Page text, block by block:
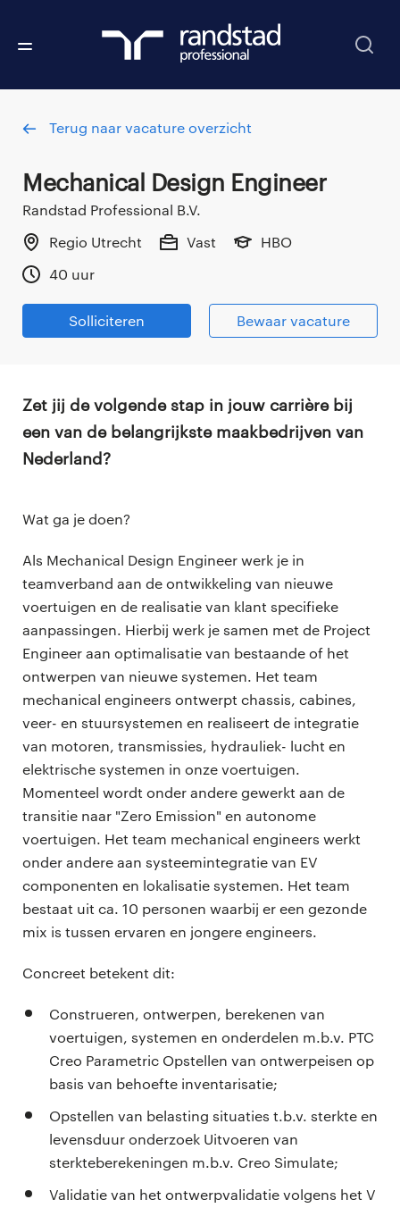
Terug naar vacature overzicht
Mechanical Design Engineer
Randstad Professional B.V.
Regio Utrecht
Vast
HBO
40 uur
Solliciteren Bewaar vacature
Zet jij de volgende stap in jouw carrière bij
een van de belangrijkste maakbedrijven van
Nederland?
Wat ga je doen?
Als Mechanical Design Engineer werk je in
teamverband aan de ontwikkeling van nieuwe
voertuigen en de realisatie van klant speciﬁeke
aanpassingen. Hierbij werk je samen met de Project
Engineer aan optimalisatie van bestaande of het
ontwerpen van nieuwe systemen. Het team
mechanical engineers ontwerpt chassis, cabines,
veer- en stuursystemen en realiseert de integratie
van motoren, transmissies, hydrauliek- lucht en
elektrische systemen in onze voertuigen.
Momenteel wordt onder andere gewerkt aan de
transitie naar "Zero Emission" en autonome
voertuigen. Het team mechanical engineers werkt
onder andere aan systeemintegratie van EV
componenten en lokalisatie systemen. Het team
bestaat uit ca. 10 personen waarbij er een gezonde
mix is tussen ervaren en jongere engineers.
Concreet betekent dit:
Construeren, ontwerpen, berekenen van
voertuigen, systemen en onderdelen m.b.v. PTC
Creo Parametric Opstellen van ontwerpeisen op
basis van behoefte inventarisatie;
Opstellen van belasting situaties t.b.v. sterkte en
levensduur onderzoek Uitvoeren van
sterkteberekeningen m.b.v. Creo Simulate;
Validatie van het ontwerpvalidatie volgens het V